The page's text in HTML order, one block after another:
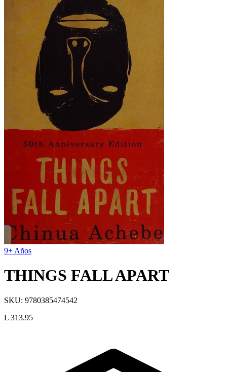
9+ Años
THINGS FALL APART
SKU: 9780385474542
L 313.95